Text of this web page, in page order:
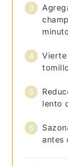
lento
antes